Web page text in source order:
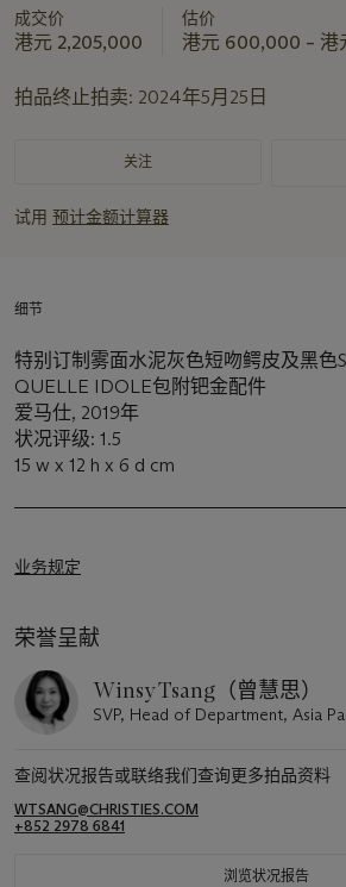
拍
品
要
成交价
港元 2,205,000
估价
港元 600,000 – 港
拍品终止拍卖: 2024年5月25日
关注
试用 预计金额计算器
细节
特别订制雾面水泥灰色短吻鳄皮及黑色
QUELLE IDOLE包附钯金配件
爱马仕, 2019年
状况评级: 1.5
15 w x 12 h x 6 d cm
业务规定
荣誉呈献
Winsy Tsang（曾慧思）
SVP, Head of Department, Asia
查阅状况报告或联络我们查询更多拍品资料
WTSANG@CHRISTIES.COM
+852 2978 6841
浏览状况报告